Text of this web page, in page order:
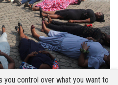
you control over what you want to